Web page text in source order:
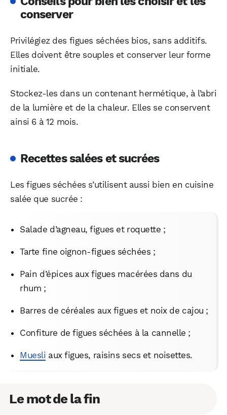
conserver
Privilégiez des figues séchées bios, sans additifs.
Elles doivent être souples et conserver leur forme
initiale.
Stockez-les dans un contenant hermétique, à l’abri
de la lumière et de la chaleur. Elles se conservent
ainsi 6 à 12 mois.
Recettes salées et sucrées
Les figues séchées s’utilisent aussi bien en cuisine
salée que sucrée :
Salade d’agneau, figues et roquette ;
Tarte fine oignon-figues séchées ;
Pain d’épices aux figues macérées dans du
rhum ;
Barres de céréales aux figues et noix de cajou ;
Confiture de figues séchées à la cannelle ;
Muesli aux figues, raisins secs et noisettes.
Le mot de la fin